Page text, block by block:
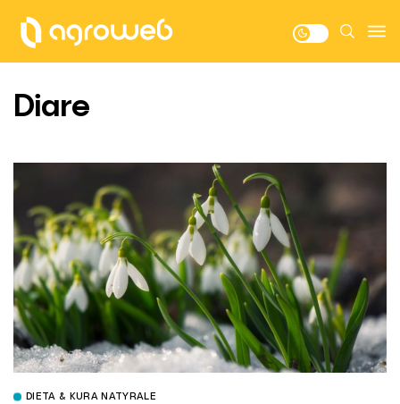
Diare
DIETA & KURA NATYRALE